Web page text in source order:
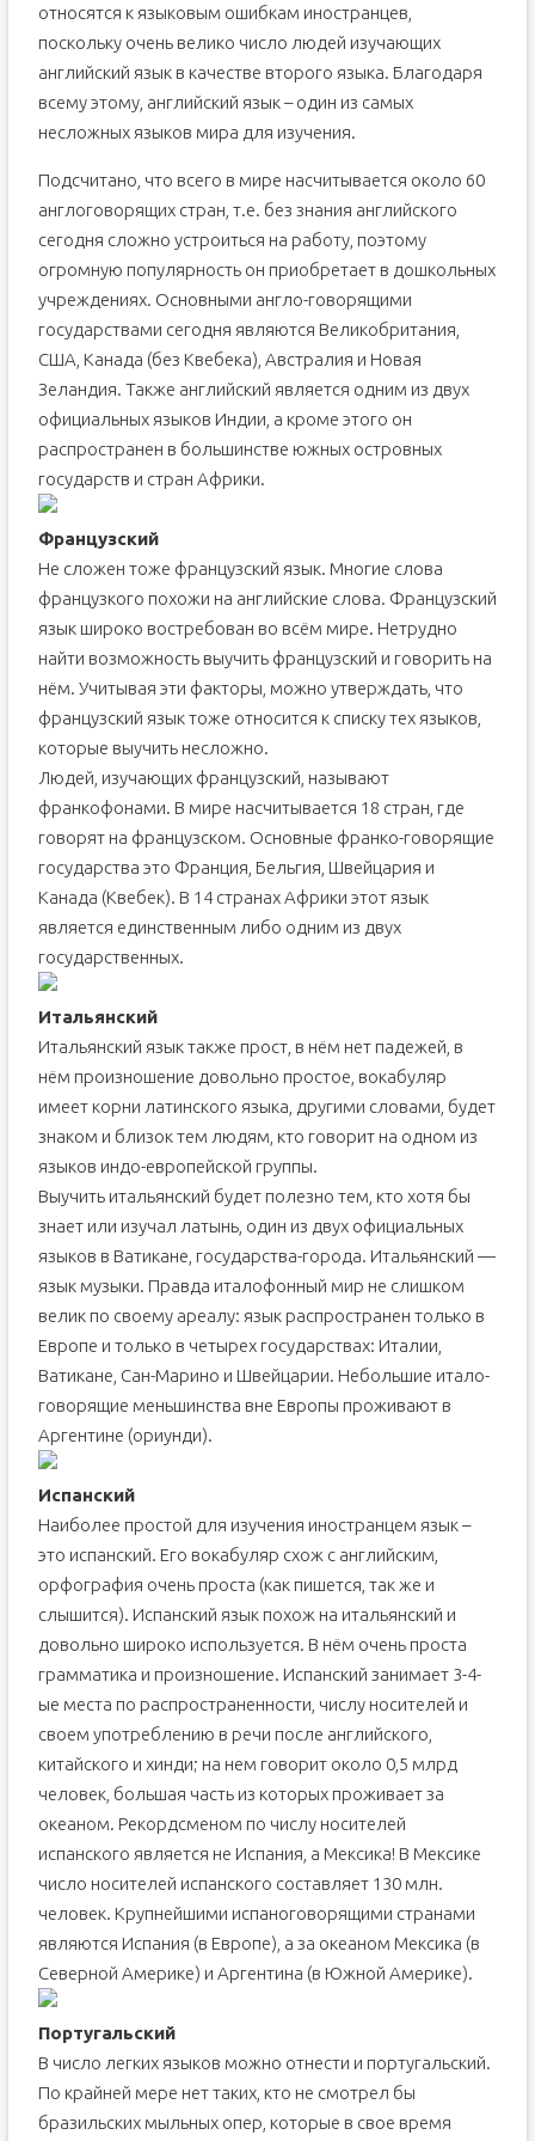
относятся к языковым ошибкам иностранцев,
поскольку очень велико число людей изучающих
английский язык в качестве второго языка. Благодаря
всему этому, английский язык – один из самых
несложных языков мира для изучения.
Подсчитано, что всего в мире насчитывается около 60
англоговорящих стран, т.е. без знания английского
сегодня сложно устроиться на работу, поэтому
огромную популярность он приобретает в дошкольных
учреждениях. Основными англо-говорящими
государствами сегодня являются Великобритания,
США, Канада (без Квебека), Австралия и Новая
Зеландия. Также английский является одним из двух
официальных языков Индии, а кроме этого он
распространен в большинстве южных островных
государств и стран Африки.
Французский
Не сложен тоже французский язык. Многие слова
французкого похожи на английские слова. Французский
язык широко востребован во всём мире. Нетрудно
найти возможность выучить французский и говорить на
нём. Учитывая эти факторы, можно утверждать, что
французский язык тоже относится к списку тех языков,
которые выучить несложно.
Людей, изучающих французский, называют
франкофонами. В мире насчитывается 18 стран, где
говорят на французском. Основные франко-говорящие
государства это Франция, Бельгия, Швейцария и
Канада (Квебек). В 14 странах Африки этот язык
является единственным либо одним из двух
государственных.
Итальянский
Итальянский язык также прост, в нём нет падежей, в
нём произношение довольно простое, вокабуляр
имеет корни латинского языка, другими словами, будет
знаком и близок тем людям, кто говорит на одном из
языков индо-европейской группы.
Выучить итальянский будет полезно тем, кто хотя бы
знает или изучал латынь, один из двух официальных
языков в Ватикане, государства-города. Итальянский —
язык музыки. Правда италофонный мир не слишком
велик по своему ареалу: язык распространен только в
Европе и только в четырех государствах: Италии,
Ватикане, Сан-Марино и Швейцарии. Небольшие итало-
говорящие меньшинства вне Европы проживают в
Аргентине (ориунди).
Испанский
Наиболее простой для изучения иностранцем язык –
это испанский. Его вокабуляр схож с английским,
орфография очень проста (как пишется, так же и
слышится). Испанский язык похож на итальянский и
довольно широко используется. В нём очень проста
грамматика и произношение. Испанский занимает 3-4-
ые места по распространенности, числу носителей и
своем употреблению в речи после английского,
китайского и хинди; на нем говорит около 0,5 млрд
человек, большая часть из которых проживает за
океаном. Рекордсменом по числу носителей
испанского является не Испания, а Мексика! В Мексике
число носителей испанского составляет 130 млн.
человек. Крупнейшими испаноговорящими странами
являются Испания (в Европе), а за океаном Мексика (в
Северной Америке) и Аргентина (в Южной Америке).
Португальский
В число легких языков можно отнести и португальский.
По крайней мере нет таких, кто не смотрел бы
бразильских мыльных опер, которые в свое время